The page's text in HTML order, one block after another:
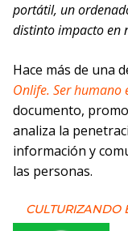
portátil, un
distinto impacto en
Hace más de una
Onlife. Ser humano
documento,
analiza la
información y
las personas.
CULTURIZANDO